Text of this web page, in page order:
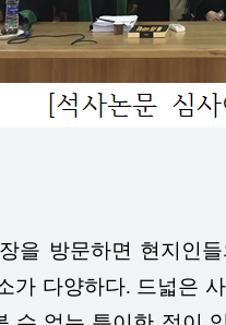
을 방문하면 현지인
가 다양하다. 드넓은